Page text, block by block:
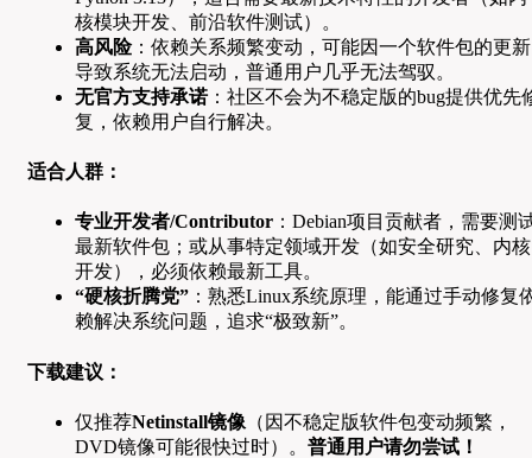
核模块开发、前沿软件测试）。
高风险：依赖关系频繁变动，可能因一个软件包的更新
导致系统无法启动，普通用户几乎无法驾驭。
无官方支持承诺：社区不会为不稳定版的bug提供优先
复，依赖用户自行解决。
适合人群：
专业开发者/Contributor ：Debian项目贡献者，需要测
最新软件包；或从事特定领域开发（如安全研究、内核
开发），必须依赖最新工具。
“硬核折腾党” ：熟悉Linux系统原理，能通过手动修复
赖解决系统问题，追求“极致新”。
下载建议：
仅推荐Netinstall镜像 （因不稳定版软件包变动频繁，
DVD镜像可能很快过时）。 普通用户请勿尝试！